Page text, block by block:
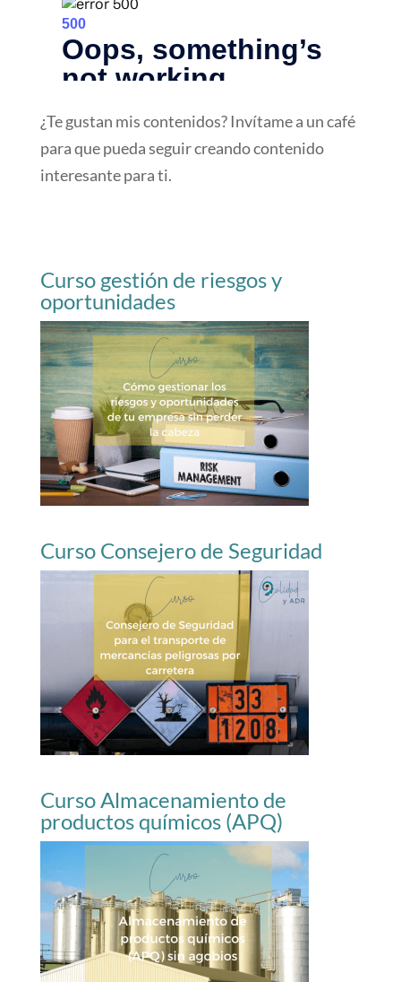
¿Te gustan mis contenidos? Invítame a un café
para que pueda seguir creando contenido
interesante para ti.
Curso gestión de riesgos y
oportunidades
Curso Consejero de Seguridad
Curso Almacenamiento de
productos químicos (APQ)